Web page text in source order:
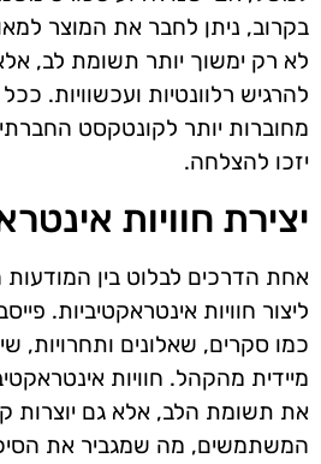
בקרוב, ניתן לחבר את המוצר
לא רק ימשוך יותר תשומת לב,
להרגיש רלוונטיות ועכשוויות.
מחוברות יותר לקונטקסט
יזכו להצלחה.
יצירת חוויות
אחת הדרכים לבלוט בין המודעות
ליצור חוויות אינטראקטיביות.
כמו סקרים, שאלונים ותחרויות,
מיידית מהקהל. חוויות
את תשומת הלב, אלא גם יוצרות
המשתמשים, מה שמגביר את